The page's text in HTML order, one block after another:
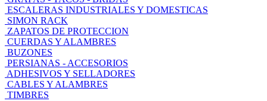
ESCALERAS INDUSTRIALES Y DOMESTICAS
SIMON RACK
ZAPATOS DE PROTECCION
CUERDAS Y ALAMBRES
BUZONES
PERSIANAS - ACCESORIOS
ADHESIVOS Y SELLADORES
CABLES Y ALAMBRES
TIMBRES